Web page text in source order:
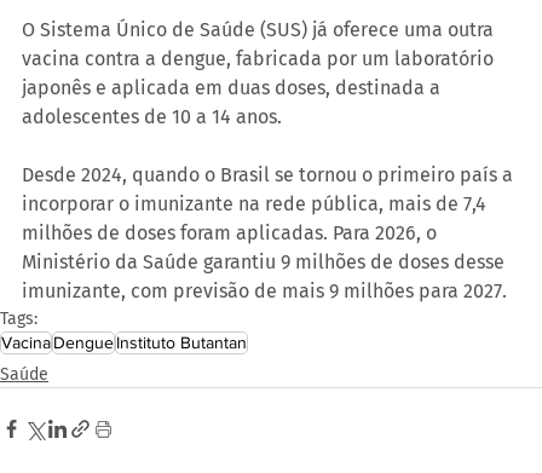
O Sistema Único de Saúde (SUS) já oferece uma outra
vacina contra a dengue, fabricada por um laboratório
japonês e aplicada em duas doses, destinada a
adolescentes de 10 a 14 anos.
Desde 2024, quando o Brasil se tornou o primeiro país a
incorporar o imunizante na rede pública, mais de 7,4
milhões de doses foram aplicadas. Para 2026, o
Ministério da Saúde garantiu 9 milhões de doses desse
imunizante, com previsão de mais 9 milhões para 2027.
Tags:
VacinaDengueInstituto Butantan
Saúde